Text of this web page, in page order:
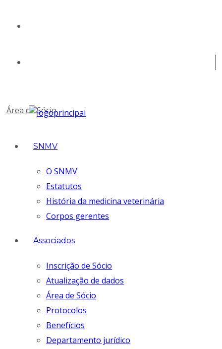
Área de Sócio
SNMV
O SNMV
Estatutos
História da medicina veterinária
Corpos gerentes
Associados
Inscrição de Sócio
Atualização de dados
Área de Sócio
Protocolos
Benefícios
Departamento jurídico